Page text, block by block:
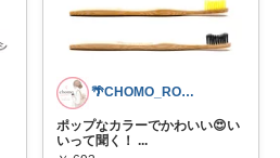
🌴CHOMO_ROOM🌴
ポップなカラーでかわいい😍い
いって聞く！ ...